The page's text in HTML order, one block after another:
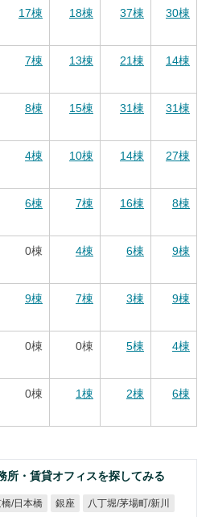
17棟 18棟 37棟 30棟
7棟 13棟 21棟 14棟
8棟 15棟 31棟 31棟
4棟 10棟 14棟 27棟
6棟 7棟 16棟 8棟
0棟 4棟 6棟 9棟
9棟 7棟 3棟 9棟
0棟 0棟 5棟 4棟
0棟 1棟 2棟 6棟
所・賃貸オフィスを探してみる
/日本橋 銀座 八丁堀/茅場町/新川